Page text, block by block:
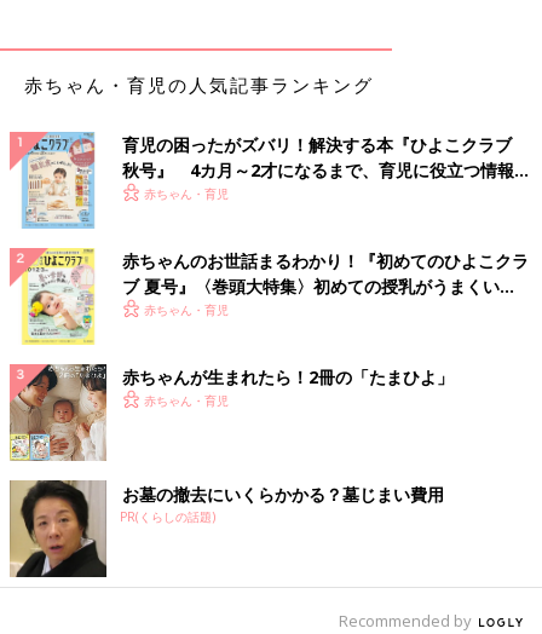
卒園式ではどんなことをするのでしょうか。入園式と違い、卒園
式となると子どもも成長しているので、その姿をあらためて見る
ことができるのもうれしいですね。
いようです。おおまかな流れは以下のようになります。
●卒園児入場
胸に花などをつけた園児がホールの外から入場します。
●卒園証の授与
一人ひとり園長先生から名前を呼ばれ、「はい」と答えて前に出
て卒園証をもらいます。園長先生からはこのときに一人ひとりに
対して声をかけます。このときに、涙してしまうパパやママが多
いよう。子どもの成長とともに、今までの苦労がフラッシュバッ
赤ちゃん・育児の人気記事ランキング
育児の困ったがズバリ！解決する本『ひよこクラブ
秋号』 4カ月～2才になるまで、育児に役立つ情報が
いっぱい！
赤ちゃん・育児
赤ちゃんのお世話まるわかり！『初めてのひよこクラ
ブ 夏号』〈巻頭大特集〉初めての授乳がうまくい
く！ おっぱい・ミルクの基本と夏のトラブル 解決テ
赤ちゃん・育児
赤ちゃんが生まれたら！2冊の「たまひよ」
赤ちゃん・育児
お墓の撤去にいくらかかる？墓じまい費用
PR(くらしの話題)
Recommended by